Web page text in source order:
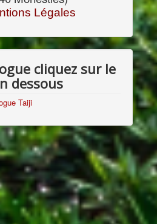
Légales
cliquez sur le
dessous
Taiji